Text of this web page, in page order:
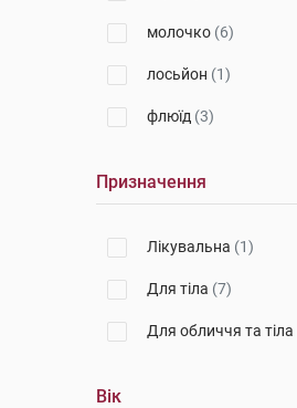
молочко (6)
лосьйон (1)
флюїд (3)
Призначення
Лікувальна (1)
Для тіла (7)
Для обличчя та тіла
Вік